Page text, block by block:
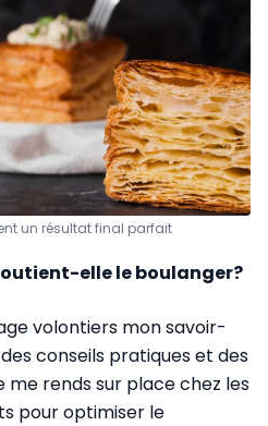
un résultat final parfait
elle le boulanger?
volontiers mon savoir-
conseils pratiques et des
me rends sur place chez les
pour optimiser le